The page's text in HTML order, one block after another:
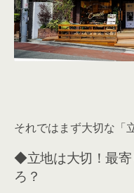
それではまず大切な「
◆立地は大切！最寄
ろ？